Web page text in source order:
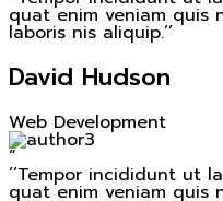
quat enim veniam quis
laboris nis aliquip.’’
David Hudson
Web Development
“
‘’Tempor incididunt ut
quat enim veniam quis